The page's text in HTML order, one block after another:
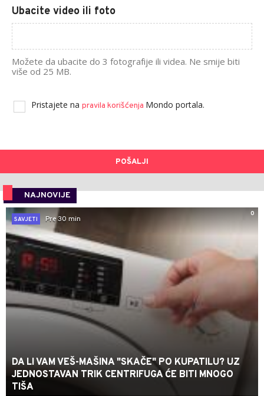
Ubacite video ili foto
Možete da ubacite do 3 fotografije ili videa. Ne smije biti
više od 25 MB.
Pristajete na pravila korišćenja Mondo portala.
POŠALJI
NAJNOVIJE
0
SAVJETI
Pre 30 min
DA LI VAM VEŠ-MAŠINA "SKAČE" PO KUPATILU? UZ
JEDNOSTAVAN TRIK CENTRIFUGA ĆE BITI MNOGO
TIŠA